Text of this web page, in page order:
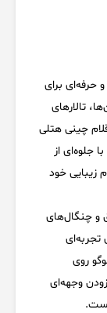
حرفه‌ای برای
تالارهای
چینی هتلی
جلوه‌ای از
زیبایی خود
و چنگال‌های
تجربه‌ای
روی
وجهه‌ای
است.